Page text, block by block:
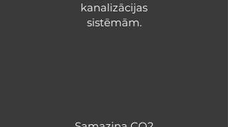
kanalizācijas
sistēmām.